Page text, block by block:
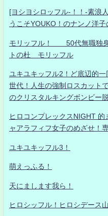
[ヨシヨシロッフル-！！-素浪
うこそYOUKO！のナンノ洋
モリッフル！ 50代無職独身
トの杜 モリッフル
ユキユキッフル2！ど底辺的
世代！人生の強制ロスカット
のクリスタルキングボンビー
ヒロコンプレックスNIGHT
ャアラフィフ女子のめざせ！
ユキユキッフル3！
萌えっふる！
天にまします我ら！
ヒロシッフル！ヒロシデース